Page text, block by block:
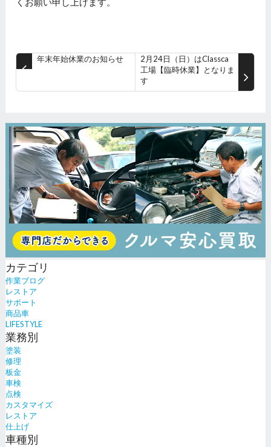
年末年始休業のお知らせ
2月24日（日）はClassca
工場【臨時休業】となりま
す
カテゴリ
作業ブログ
レストア
サポート
商品車
LIFESTYLE
業務別
塗装
修理
板金
車検
点検
カスタマイズ
レストア
仕上げ
車種別